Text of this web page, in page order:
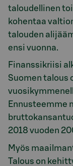
taloudellinen
kohentaa
talouden
ensi vuonna.
Finanssikriisi
Suomen talous
Ennusteemme
2018 vuoden
Myös
Talous on